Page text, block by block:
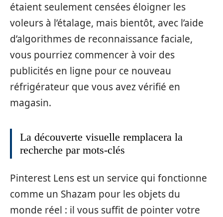
étaient seulement censées éloigner les
voleurs à l’étalage, mais bientôt, avec l’aide
d’algorithmes de reconnaissance faciale,
vous pourriez commencer à voir des
publicités en ligne pour ce nouveau
réfrigérateur que vous avez vérifié en
magasin.
La découverte visuelle remplacera la
recherche par mots-clés
Pinterest Lens est un service qui fonctionne
comme un Shazam pour les objets du
monde réel : il vous suffit de pointer votre